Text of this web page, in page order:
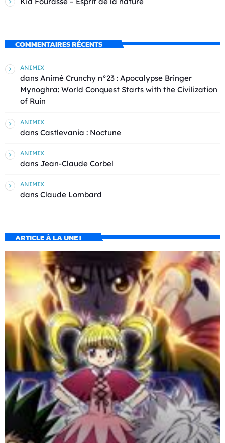
COMMENTAIRES RÉCENTS
ANIMIX
dans Animé Crunchy n°23 : Apocalypse Bringer
Mynoghra: World Conquest Starts with the Civilization
of Ruin
ANIMIX
dans Castlevania : Noctune
ANIMIX
dans Jean-Claude Corbel
ANIMIX
dans Claude Lombard
ARTICLE À LA UNE !